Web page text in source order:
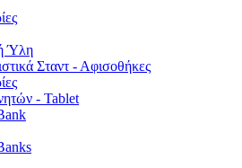
Ύλη
Σταντ - Αφισοθήκες
- Tablet